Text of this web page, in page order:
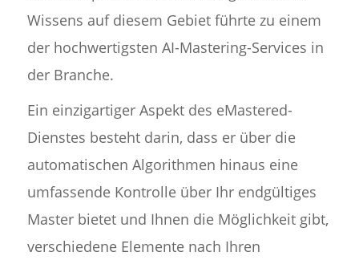
Wissens auf diesem Gebiet führte zu einem
der hochwertigsten AI-Mastering-Services in
der Branche.
Ein einzigartiger Aspekt des eMastered-
Dienstes besteht darin, dass er über die
automatischen Algorithmen hinaus eine
umfassende Kontrolle über Ihr endgültiges
Master bietet und Ihnen die Möglichkeit gibt,
verschiedene Elemente nach Ihren